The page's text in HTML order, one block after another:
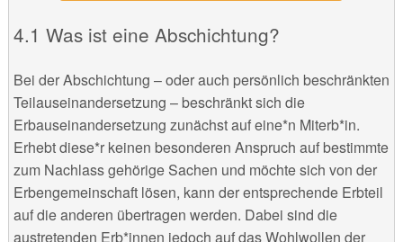
Was ist eine Abschichtung?
Bei der Abschichtung – oder auch persönlich beschränkten
Teilauseinandersetzung – beschränkt sich die
Erbauseinandersetzung zunächst auf eine*n Miterb*in.
Erhebt diese*r keinen besonderen Anspruch auf bestimmte
zum Nachlass gehörige Sachen und möchte sich von der
Erbengemeinschaft lösen, kann der entsprechende Erbteil
auf die anderen übertragen werden. Dabei sind die
austretenden Erb*innen jedoch auf das Wohlwollen der